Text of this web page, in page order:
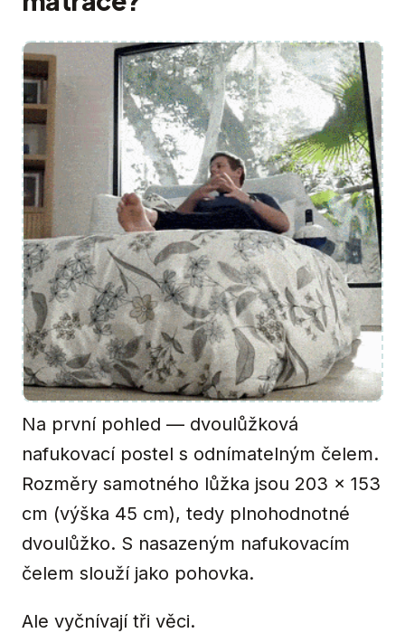
Na první pohled — dvoulůžková
nafukovací postel s odnímatelným čelem.
Rozměry samotného lůžka jsou 203 × 153
cm (výška 45 cm), tedy plnohodnotné
dvoulůžko. S nasazeným nafukovacím
čelem slouží jako pohovka.
Ale vyčnívají tři věci.